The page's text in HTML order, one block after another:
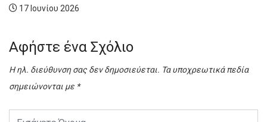
Αφήστε ένα Σχόλιο
Η ηλ. διεύθυνση σας δεν δημοσιεύεται. Τα υποχρεωτικά πεδία
σημειώνονται με *